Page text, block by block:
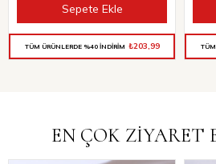
Sepete Ekle
TÜM ÜRÜNLERDE %40 İNDİRİM ₺203,99
EN ÇOK ZİYARET